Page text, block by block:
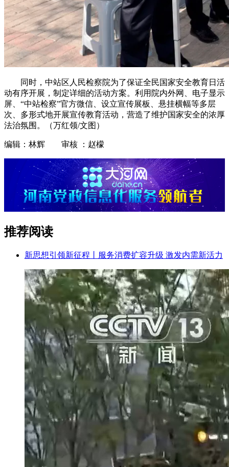
同时，中站区人民检察院为了保证全民国家安全教育日活
动有序开展，制定详细的活动方案。利用院内外网、电子显示
屏、“中站检察”官方微信、设立宣传展板、悬挂横幅等多层
次、多形式地开展宣传教育活动，营造了维护国家安全的浓厚
法治氛围。（万红领/文图）
编辑：林辉 审核 ：赵檬
推荐阅读
新思想引领新征程丨服务消费扩容升级 激发内需新活力